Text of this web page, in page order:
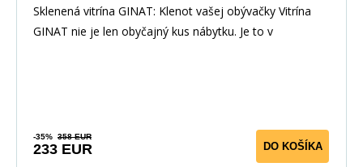
Sklenená vitrína GINAT: Klenot vašej obývačky Vitrína
GINAT nie je len obyčajný kus nábytku. Je to v
-35% 358 EUR
233 EUR DO KOŠÍKA